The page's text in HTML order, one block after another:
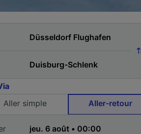
Aller simple
Aller-retour